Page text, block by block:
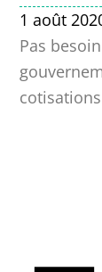
1 août
Pas
cotisations